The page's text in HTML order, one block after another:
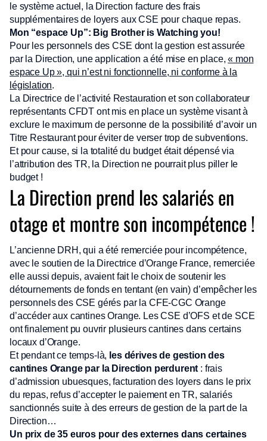
le système actuel, la Direction facture des frais
supplémentaires de loyers aux CSE pour chaque repas.
Mon “espace Up”: Big Brother is Watching you!
Pour les personnels des CSE dont la gestion est assurée
par la Direction, une application a été mise en place,« mon
espace Up », qui n’est ni fonctionnelle, ni conforme à la
législation.
La Directrice de l’activité Restauration et son collaborateur
représentants CFDT ont mis en place un système visant à
exclure le maximum de personne de la possibilité d’avoir un
Titre Restaurant pour éviter de verser trop de subventions.
Et pour cause, si la totalité du budget était dépensé via
l’attribution des TR, la Direction ne pourrait plus piller le
budget !
La Direction prend les salariés en
otage et montre son incompétence !
L’ancienne DRH, qui a été remerciée pour incompétence,
avec le soutien de la Directrice d’Orange France, remerciée
elle aussi depuis, avaient fait le choix de soutenir les
détournements de fonds en tentant (en vain) d’empêcher les
personnels des CSE gérés par la CFE-CGC Orange
d’accéder aux cantines Orange. Les CSE d’OFS et de SCE
ont finalement pu ouvrir plusieurs cantines dans certains
locaux d’Orange.
Et pendant ce temps-là, les dérives de gestion des
cantines Orange par la Direction perdurent : frais
d’admission ubuesques, facturation des loyers dans le prix
du repas, refus d’accepter le paiement en TR, salariés
sanctionnés suite à des erreurs de gestion de la part de la
Direction…
Un prix de 35 euros pour des externes dans certaines